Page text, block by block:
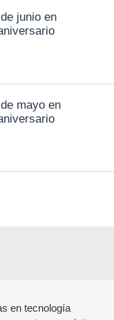
junio en
mayo en
en tecnología